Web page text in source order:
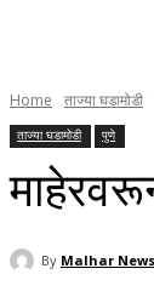
Home ताज्या घडामोडी
ताज्या घडामोडी पुणे
By Malhar News